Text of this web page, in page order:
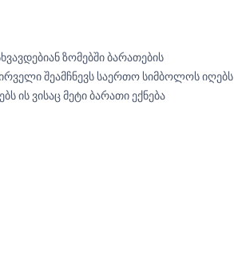
ზომებში ბარათების
შეამჩნევს საერთო სიმბოლოს იღებს
ის ვისაც მეტი ბარათი ექნება